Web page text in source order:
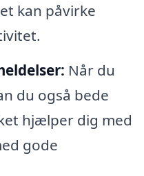
kan påvirke
Når du
du også bede
hjælper dig med
gode